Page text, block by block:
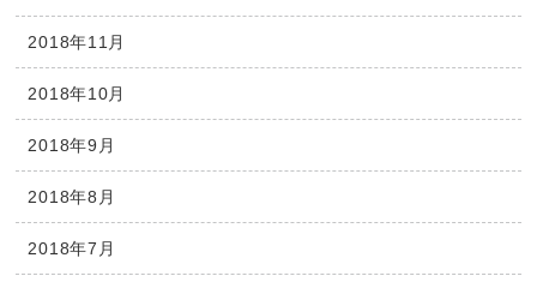
2018年11月
2018年10月
2018年9月
2018年8月
2018年7月